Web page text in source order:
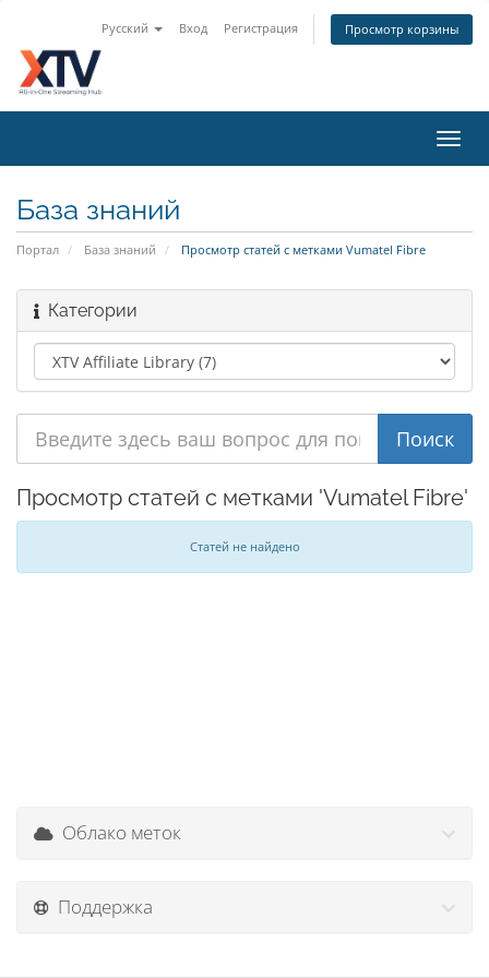
Русский Вход Регистрация Просмотр корзины
База знаний
Портал База знаний Просмотр статей с метками Vumatel Fibre
Категории
Просмотр статей с метками 'Vumatel Fibre'
Статей не найдено
Облако меток
Поддержка